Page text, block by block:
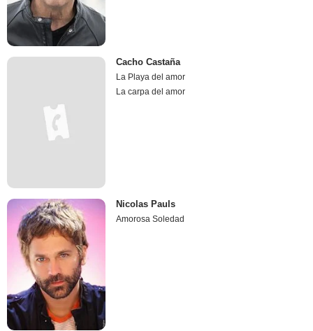
Cacho Castaña
La Playa del amor
La carpa del amor
Nicolas Pauls
Amorosa Soledad